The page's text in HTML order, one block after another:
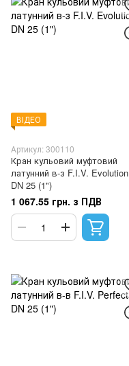
ВІДЕО
Артикул: 300110
Кран кульовий муфтовий
латунний в-з F.I.V. Evolution
DN 25 (1")
1 067.55 грн. з ПДВ